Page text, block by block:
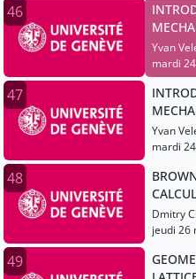
46
Yvan
mardi
47
Yvan
mardi
48
Dmitry
jeudi 26
49